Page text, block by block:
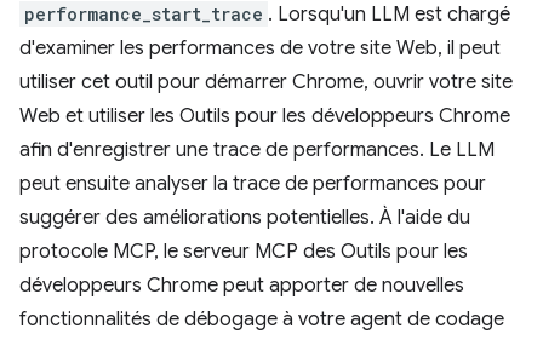
performance_start_trace . Lorsqu'un LLM est chargé
d'examiner les performances de votre site Web, il peut
utiliser cet outil pour démarrer Chrome, ouvrir votre site
Web et utiliser les Outils pour les développeurs Chrome
afin d'enregistrer une trace de performances. Le LLM
peut ensuite analyser la trace de performances pour
suggérer des améliorations potentielles. À l'aide du
protocole MCP, le serveur MCP des Outils pour les
développeurs Chrome peut apporter de nouvelles
fonctionnalités de débogage à votre agent de codage